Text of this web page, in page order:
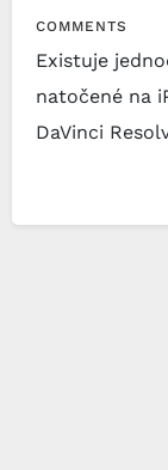
COMMENTS
Existuje
natočené na
DaVinci